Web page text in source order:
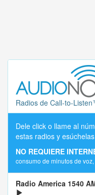
Radios de Call-to-
Dele click o llame al
estas radios y
NO REQUIERE
consumo de minutos de
Radio America 1540